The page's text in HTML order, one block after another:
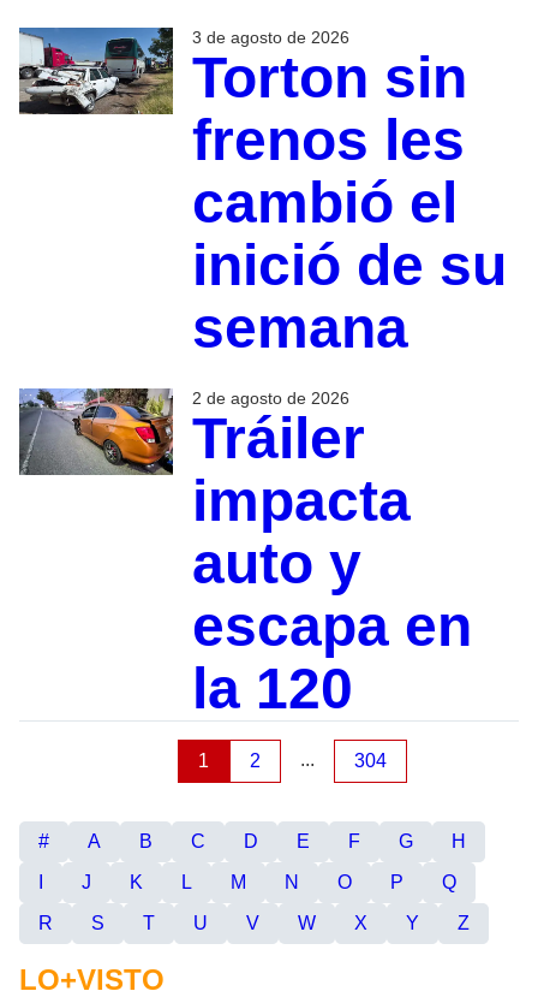
3 de agosto de 2026
Torton sin
frenos les
cambió el
inició de su
semana
2 de agosto de 2026
Tráiler
impacta
auto y
escapa en
la 120
1 2 ... 304
# A B C D E F G
H
J K L M N O P
Q
R
S T U V W X Y Z
LO+VISTO